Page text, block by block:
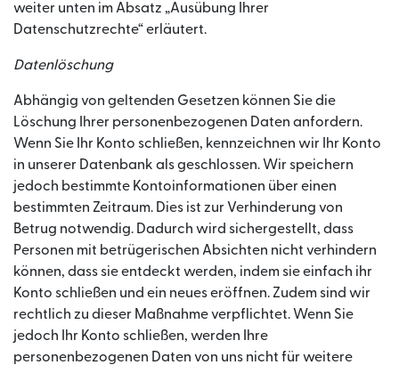
weiter unten im Absatz „Ausübung Ihrer
Datenschutzrechte“ erläutert.
Datenlöschung
Abhängig von geltenden Gesetzen können Sie die
Löschung Ihrer personenbezogenen Daten anfordern.
Wenn Sie Ihr Konto schließen, kennzeichnen wir Ihr Konto
in unserer Datenbank als geschlossen. Wir speichern
jedoch bestimmte Kontoinformationen über einen
bestimmten Zeitraum. Dies ist zur Verhinderung von
Betrug notwendig. Dadurch wird sichergestellt, dass
Personen mit betrügerischen Absichten nicht verhindern
können, dass sie entdeckt werden, indem sie einfach ihr
Konto schließen und ein neues eröffnen. Zudem sind wir
rechtlich zu dieser Maßnahme verpflichtet. Wenn Sie
jedoch Ihr Konto schließen, werden Ihre
personenbezogenen Daten von uns nicht für weitere